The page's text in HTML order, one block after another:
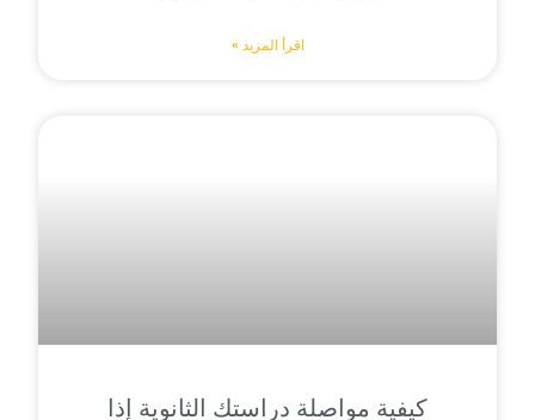
اقرأ المزيد »
كيفية مواصلة دراستك الثانوية إذا